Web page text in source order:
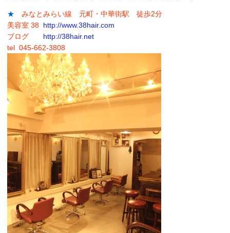
★ みなとみらい線 元町・中華街駅 徒歩2分
美容室 38 http://www.38hair.com
ブログ http://38hair.net
tel 045-662-3808